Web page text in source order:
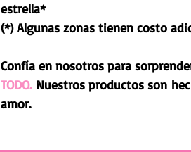
estrella*
(*) Algunas zonas tienen costo
Confía en nosotros para
TODO.Nuestros productos son
amor.